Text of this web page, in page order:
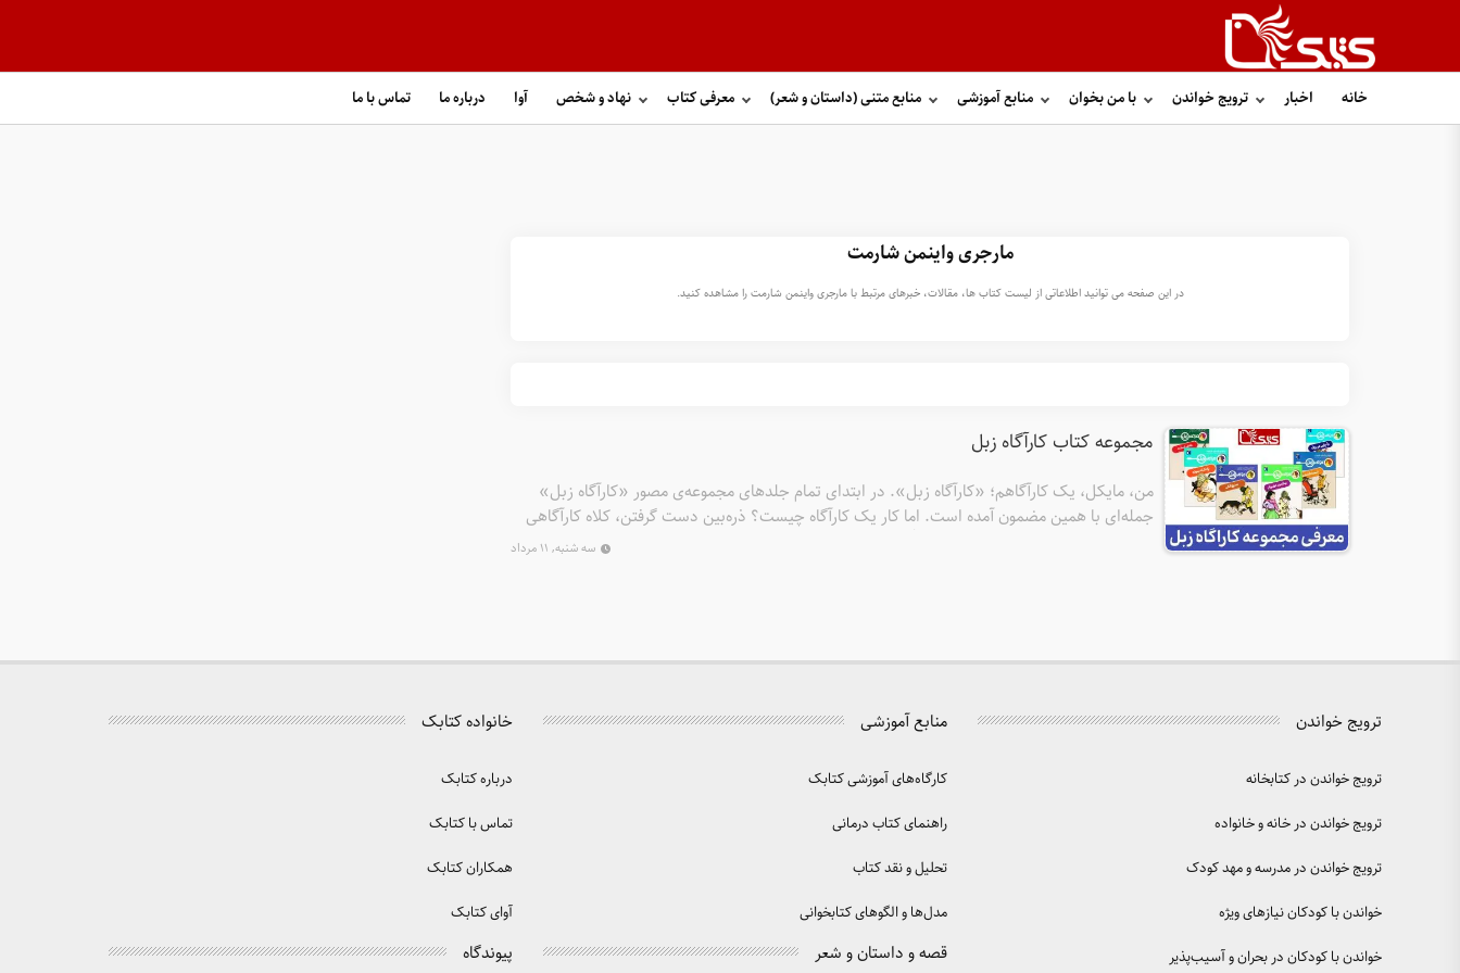
خانه اخبار ترویج خواندن با من بخوان منابع آموزشی منابع متنی (داستان و شعر) معرفی کتاب نهاد و شخص آوا درباره ما تماس با ما
مارجری واینمن شارمت
در این صفحه می توانید اطلاعاتی از لیست کتاب ها، مقالات، خبرهای مرتبط با مارجری واینمن شارمت را مشاهده کنید.
مجموعه کتاب کارآگاه زبل
من، مایکل، یک کارآگاهم؛ «کارآگاه زبل». در ابتدای تمام جلدهای مجموعه‌ی مصور «کارآگاه زبل»
جمله‌ای با همین مضمون آمده است. اما کار یک کارآگاه چیست؟ ذره‌بین دست گرفتن، کلاه کارآگاهی
سر گذاشتن یا حل کردن معما؟ احتمالاً شما هم مثل مایکل به گزینه‌ی آخر رأی می‌دهید! سه شنبه, ۱۱ مرداد
ترویج خواندن
ترویج خواندن در کتابخانه
ترویج خواندن در خانه و خانواده
ترویج خواندن در مدرسه و مهد کودک
خواندن با کودکان نیازهای ویژه
خواندن با کودکان در بحران و آسیب‌پذیر
منابع آموزشی
کارگاه‌های آموزشی کتابک
راهنمای کتاب درمانی
تحلیل و نقد کتاب
مدل‌ها و الگوهای کتابخوانی
قصه و داستان و شعر
خانواده کتابک
درباره کتابک
تماس با کتابک
همکاران کتابک
آوای کتابک
پیوندگاه